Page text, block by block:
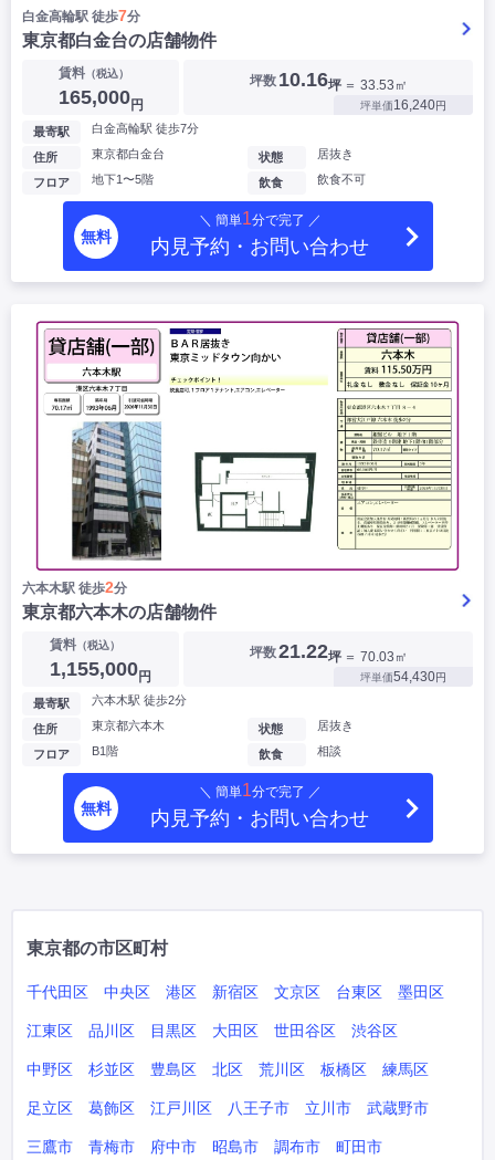
白金高輪駅 徒歩7分
東京都白金台の店舗物件
賃料（税込）
165,000円
坪数 10.16坪 ＝ 33.53㎡
坪単価16,240円
最寄駅 白金高輪駅 徒歩7分
住所 東京都白金台
フロア 地下1〜5階
状態 居抜き
飲食 飲食不可
無料
＼ 簡単1分で完了 ／
内見予約・お問い合わせ
六本木駅 徒歩2分
東京都六本木の店舗物件
賃料 （税込）
1,155,000円
坪数21.22坪 ＝ 70.03㎡
坪単価54,430円
最寄駅 六本木駅 徒歩2分
住所 東京都六本木
フロア B1階
状態 居抜き
飲食 相談
無料
＼ 簡単1分で完了 ／
内見予約・お問い合わせ
東京都の市区町村
千代田区 中央区 港区 新宿区 文京区 台東区 墨田区
江東区 品川区 目黒区 大田区 世田谷区 渋谷区
中野区 杉並区 豊島区 北区 荒川区 板橋区 練馬区
足立区 葛飾区 江戸川区 八王子市 立川市 武蔵野市
三鷹市 青梅市 府中市 昭島市 調布市 町田市